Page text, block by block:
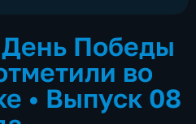
Победы
во
• Выпуск 08